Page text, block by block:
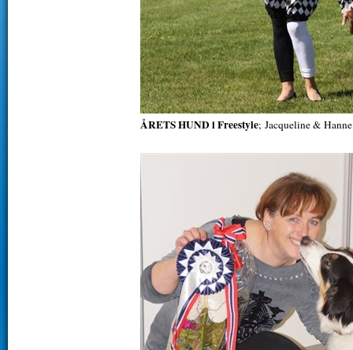
ÅRETS HUND i Freestyle; Jacqueline &